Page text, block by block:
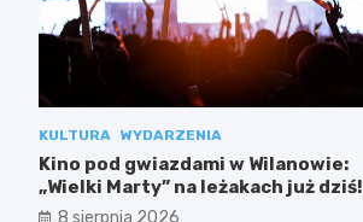
KULTURA WYDARZENIA
Kino pod gwiazdami w Wilanowie:
„Wielki Marty” na leżakach już dziś!